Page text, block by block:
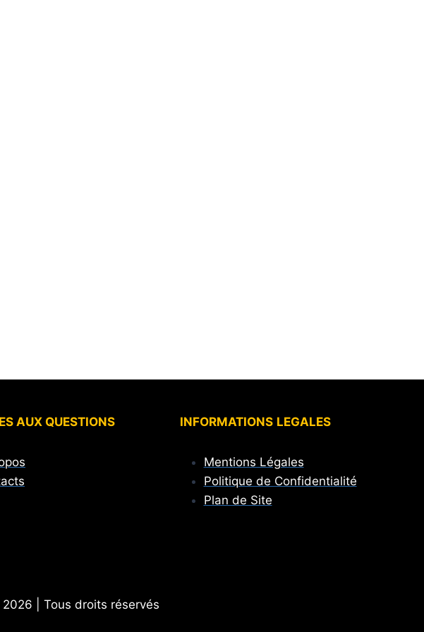
AUX QUESTIONS INFORMATIONS LEGALES
Mentions Légales
Politique de Confidentialité
Plan de Site
| Tous droits réservés